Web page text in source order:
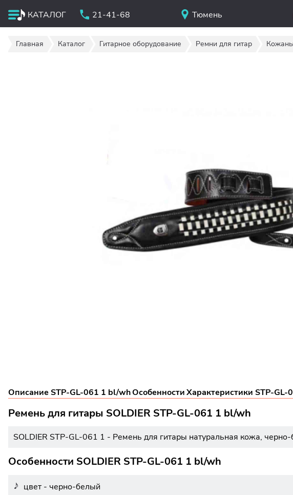
КАТАЛОГ 21-41-68 Тюмень
Главная Каталог Гитарное оборудование Ремни для гитар
Описание STP-GL-061 1 bl/whОсобенностиХарактеристики STP-
Ремень для гитары SOLDIER STP-GL-061 1 bl/wh
SOLDIER STP-GL-061 1 - Ремень для гитары натуральная кожа,
Особенности SOLDIER STP-GL-061 1 bl/wh
цвет - черно-белый